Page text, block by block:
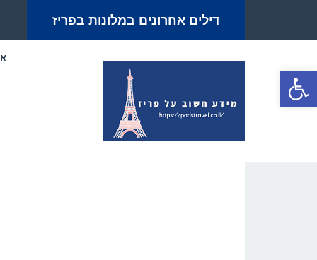
פתח סרגל נגישות
דילים אחרונים במלונות בפריז